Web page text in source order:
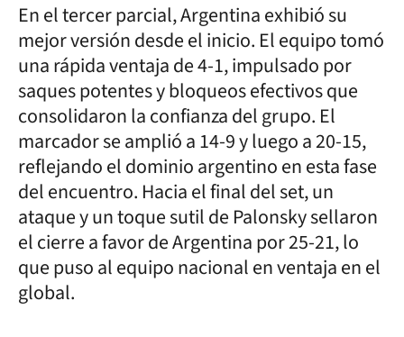
En el tercer parcial, Argentina exhibió su
mejor versión desde el inicio. El equipo tomó
una rápida ventaja de 4-1, impulsado por
saques potentes y bloqueos efectivos que
consolidaron la confianza del grupo. El
marcador se amplió a 14-9 y luego a 20-15,
reflejando el dominio argentino en esta fase
del encuentro. Hacia el final del set, un
ataque y un toque sutil de Palonsky sellaron
el cierre a favor de Argentina por 25-21, lo
que puso al equipo nacional en ventaja en el
global.